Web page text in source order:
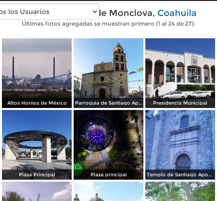
Fotos modernas de Monclova, Coahuila
Últimas fotos agregadas se muestran primero (1 al 24 de 27):
Altos Hornos de México Parroquia de Santiago Apóstol Presidencia Municipal
Plaza Principal Plaza principal Templo de Santiago Apostol